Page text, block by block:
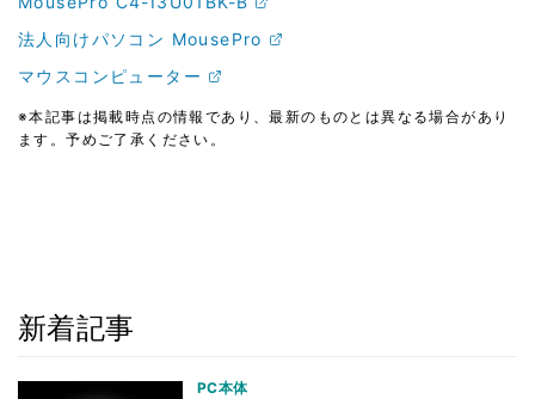
法人向けパソコン MousePro
マウスコンピューター
※本記事は掲載時点の情報であり、最新のものとは異なる場合があり
ます。予めご了承ください。
新着記事
PC本体